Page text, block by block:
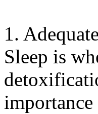
1.
Sleep is